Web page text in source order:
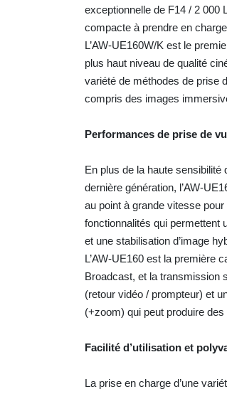
exceptionnelle de F14 / 2 000
compacte à prendre en
L’AW-UE160W/K est le
plus haut niveau de qualité
variété de méthodes de prise
compris des images
Performances de prise de
En plus de la haute sensibilité
dernière génération, l’AW-
au point à grande vitesse
fonctionnalités qui permettent
et une stabilisation d’image
L’AW-UE160 est la première
Broadcast, et la transmission
(retour vidéo / prompteur) et
(+zoom) qui peut produire
Facilité d’utilisation et
La prise en charge d’une